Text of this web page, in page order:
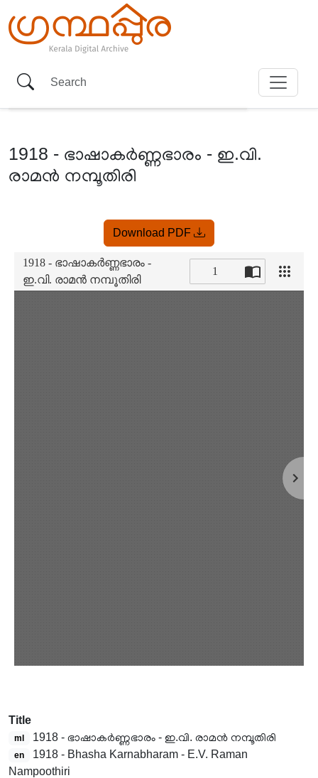
1918 - ഭാഷാകർണ്ണഭാരം - ഇ.വി.
രാമൻ നമ്പൂതിരി
Download PDF
Title
ml 1918 - ഭാഷാകർണ്ണഭാരം - ഇ.വി. രാമൻ നമ്പൂതിരി
en
1918 - Bhasha Karnabharam - E.V. Raman
Nampoothiri